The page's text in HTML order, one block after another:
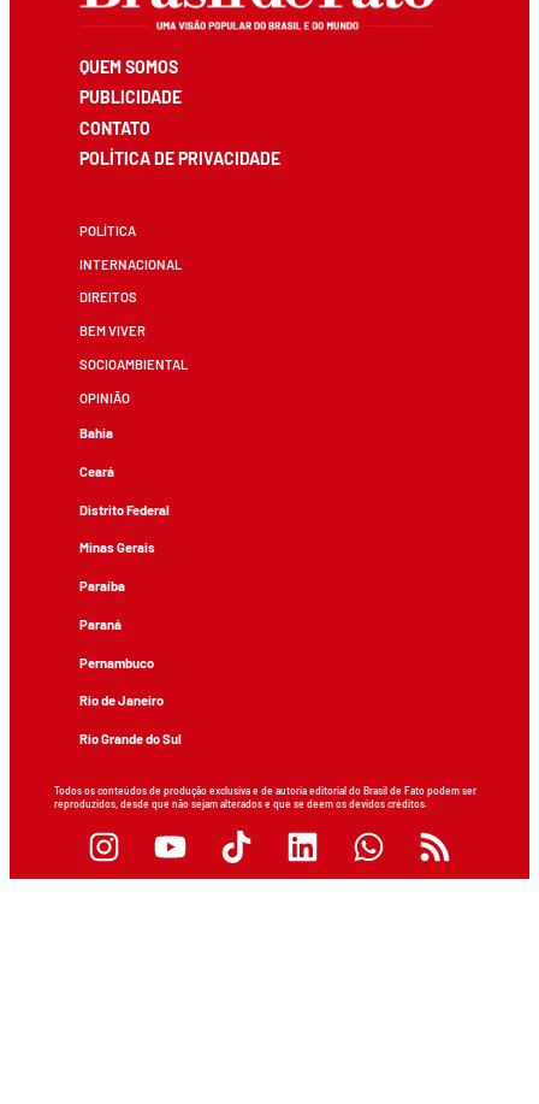
QUEM SOMOS
PUBLICIDADE
CONTATO
POLÍTICA DE PRIVACIDADE
POLÍTICA
INTERNACIONAL
DIREITOS
BEM VIVER
SOCIOAMBIENTAL
OPINIÃO
Bahia
Ceará
Distrito Federal
Minas Gerais
Paraíba
Paraná
Pernambuco
Rio de Janeiro
Rio Grande do Sul
Todos os conteúdos de produção exclusiva e de autoria editorial do Brasil de Fato podem ser
reproduzidos, desde que não sejam alterados e que se deem os devidos créditos.